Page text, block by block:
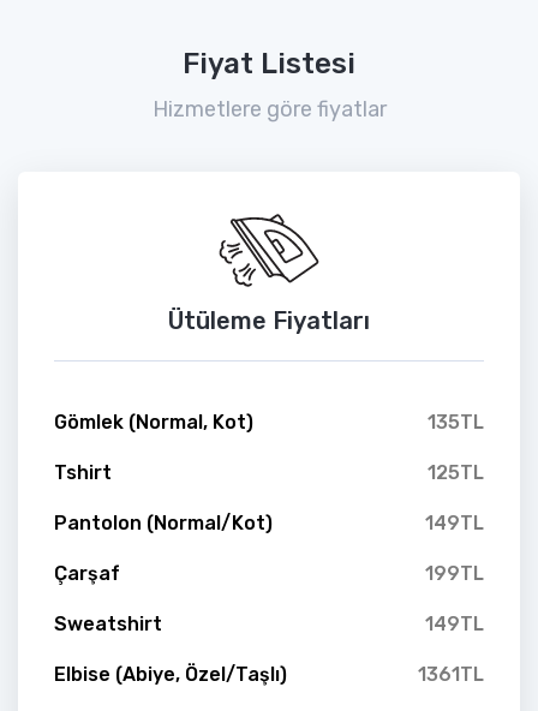
Fiyat Listesi
Hizmetlere göre fiyatlar
Ütüleme Fiyatları
Gömlek (Normal, Kot) 135TL
Tshirt 125TL
Pantolon (Normal/Kot) 149TL
Çarşaf 199TL
Sweatshirt 149TL
Elbise (Abiye, Özel/Taşlı) 1361TL